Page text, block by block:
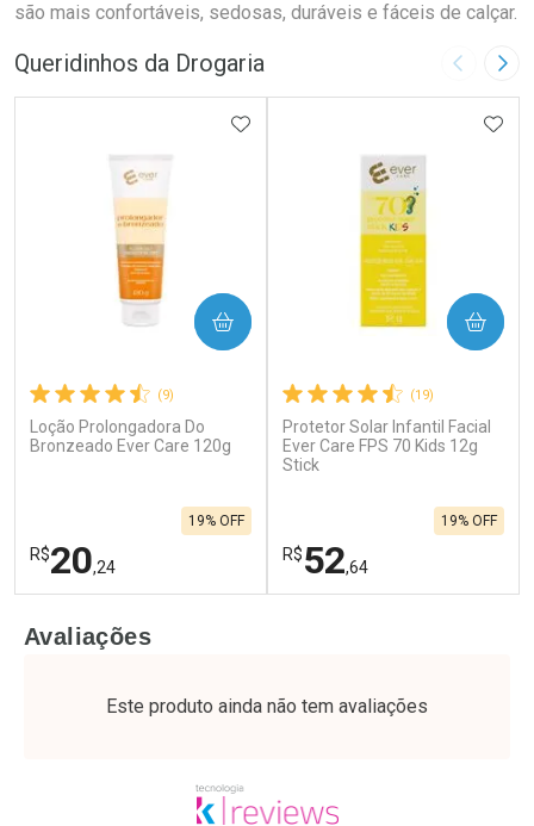
são mais confortáveis, sedosas, duráveis e fáceis de calçar.
Queridinhos da Drogaria Imagem
(9)
Loção Prolongadora Do
Bronzeado Ever Care 120g
R$20,24
19% OFF
ADICIONAR AOS FAVORITOS
COMPRAR
Laboratório
Por Menos
(19)
Protetor Solar Infantil Facial
Ever Care FPS 70 Kids 12g
Stick
R$52,64
19% OFF
COMPRAR
Laboratório
Por Menos
Avaliações
Este produto ainda não tem avaliações